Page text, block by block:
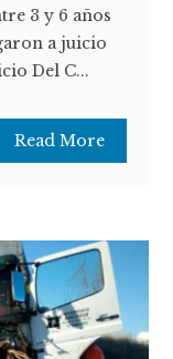
3 y 6 años
a juicio
Del C...
Read More